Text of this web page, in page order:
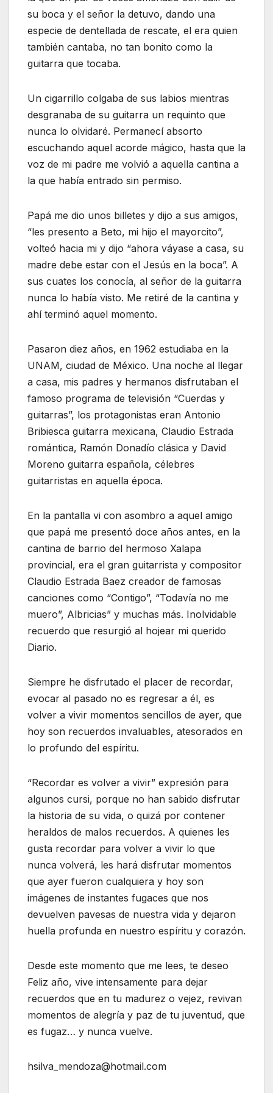
su boca y el señor la detuvo, dando una
especie de dentellada de rescate, el era quien
también cantaba, no tan bonito como la
guitarra que tocaba.
Un cigarrillo colgaba de sus labios mientras
desgranaba de su guitarra un requinto que
nunca lo olvidaré. Permanecí absorto
escuchando aquel acorde mágico, hasta que la
voz de mi padre me volvió a aquella cantina a
la que había entrado sin permiso.
Papá me dio unos billetes y dijo a sus amigos,
“les presento a Beto, mi hijo el mayorcito”,
volteó hacia mi y dijo “ahora váyase a casa, su
madre debe estar con el Jesús en la boca”. A
sus cuates los conocía, al señor de la guitarra
nunca lo había visto. Me retiré de la cantina y
ahí terminó aquel momento.
Pasaron diez años, en 1962 estudiaba en la
UNAM, ciudad de México. Una noche al llegar
a casa, mis padres y hermanos disfrutaban el
famoso programa de televisión “Cuerdas y
guitarras”, los protagonistas eran Antonio
Bribiesca guitarra mexicana, Claudio Estrada
romántica, Ramón Donadío clásica y David
Moreno guitarra española, célebres
guitarristas en aquella época.
En la pantalla vi con asombro a aquel amigo
que papá me presentó doce años antes, en la
cantina de barrio del hermoso Xalapa
provincial, era el gran guitarrista y compositor
Claudio Estrada Baez creador de famosas
canciones como “Contigo”, “Todavía no me
muero”, Albricias” y muchas más. Inolvidable
recuerdo que resurgió al hojear mi querido
Diario.
Siempre he disfrutado el placer de recordar,
evocar al pasado no es regresar a él, es
volver a vivir momentos sencillos de ayer, que
hoy son recuerdos invaluables, atesorados en
lo profundo del espíritu.
“Recordar es volver a vivir” expresión para
algunos cursi, porque no han sabido disfrutar
la historia de su vida, o quizá por contener
heraldos de malos recuerdos. A quienes les
gusta recordar para volver a vivir lo que
nunca volverá, les hará disfrutar momentos
que ayer fueron cualquiera y hoy son
imágenes de instantes fugaces que nos
devuelven pavesas de nuestra vida y dejaron
huella profunda en nuestro espíritu y corazón.
Desde este momento que me lees, te deseo
Feliz año, vive intensamente para dejar
recuerdos que en tu madurez o vejez, revivan
momentos de alegría y paz de tu juventud, que
es fugaz… y nunca vuelve.
hsilva_mendoza@hotmail.com